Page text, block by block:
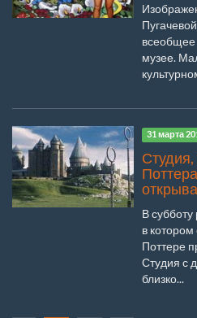
всеобщее
музее.
31 марта
Студия,
В
в
Поттере
Студия с
близко...